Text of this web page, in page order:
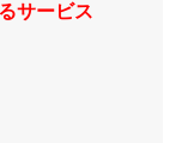
サービス